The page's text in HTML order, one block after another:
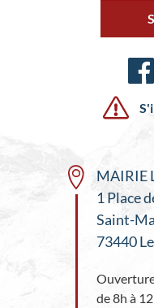
MAIRIE
1 Place
Saint-
73440
de 8h à